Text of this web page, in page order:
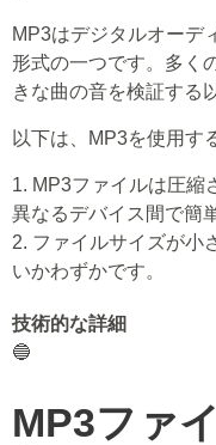
MP3はデジタルオーデ
形式の一つです。多く
きな曲の音を検証する
以下は、MP3を使用す
1. MP3ファイルは圧縮
異なるデバイス間で簡
2. ファイルサイズが小
いかわずかです。
技術的な詳細
🔵
MP3ファ